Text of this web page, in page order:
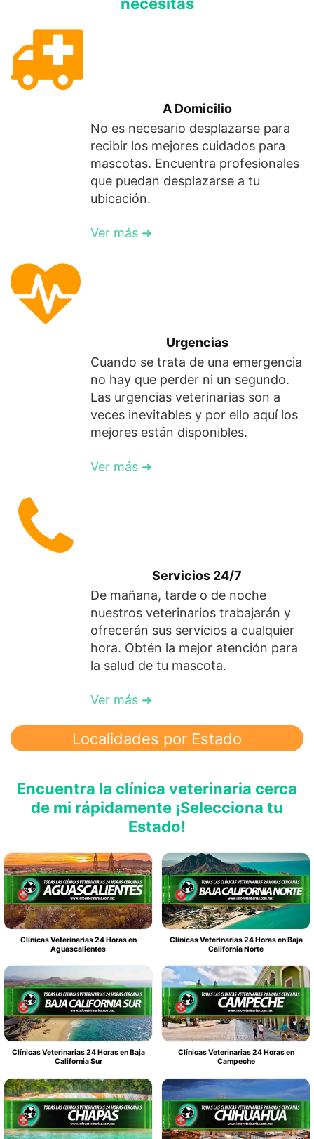
A Domicilio
No es necesario desplazarse para
recibir los mejores cuidados para
mascotas. Encuentra profesionales
que puedan desplazarse a tu
ubicación.
Ver más ➜
Urgencias
Cuando se trata de una emergencia
no hay que perder ni un segundo.
Las urgencias veterinarias son a
veces inevitables y por ello aquí los
mejores están disponibles.
Ver más ➜
Servicios 24/7
De mañana, tarde o de noche
nuestros veterinarios trabajarán y
ofrecerán sus servicios a cualquier
hora. Obtén la mejor atención para
la salud de tu mascota.
Ver más ➜
Localidades por Estado
Encuentra la clínica veterinaria cerca
de mi rápidamente ¡Selecciona tu
Estado!
Clínicas Veterinarias 24 Horas en
Aguascalientes
Clínicas Veterinarias 24 Horas en Baja
California Norte
Clínicas Veterinarias 24 Horas en Baja
California Sur
Clínicas Veterinarias 24 Horas en
Campeche